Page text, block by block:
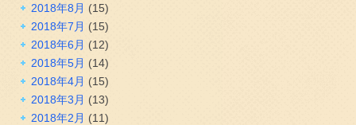
2018年8月 (15)
2018年7月 (15)
2018年6月 (12)
2018年5月 (14)
2018年4月 (15)
2018年3月 (13)
2018年2月 (11)